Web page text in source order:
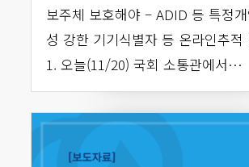
보주체 보호해야 – ADID 등 특정
성 강한 기기식별자 등 온라인추적
1. 오늘(11/20) 국회 소통관에서…